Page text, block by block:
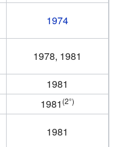
1974
1978, 1981
1981
1981 (2°)
1981